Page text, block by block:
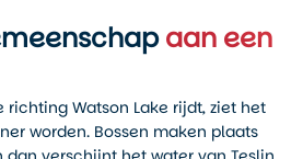
aan een
Watson Lake rijdt, ziet het
worden. Bossen maken plaats